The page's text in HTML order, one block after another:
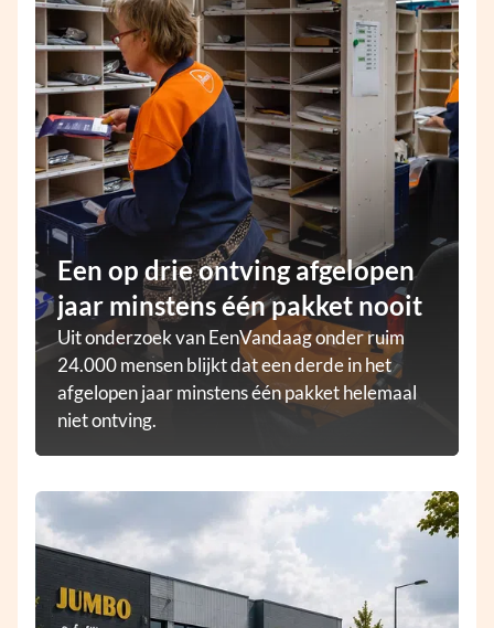
Een op drie ontving afgelopen
jaar minstens één pakket nooit
Uit onderzoek van EenVandaag onder ruim
24.000 mensen blijkt dat een derde in het
afgelopen jaar minstens één pakket helemaal
niet ontving.